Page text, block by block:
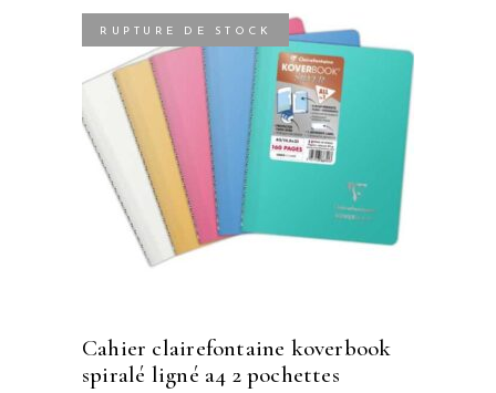
RUPTURE DE STOCK
cahier clairefontaine koverbook
spiralé ligné a4 2 pochettes